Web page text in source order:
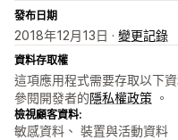
發布日期
2018年12月13日 · 變更記錄
資料存取權
這項應用程式需要存取以下
參閱開發者的隱私權政策 。
檢視顧客資料:
敏感資料、 裝置與活動資料